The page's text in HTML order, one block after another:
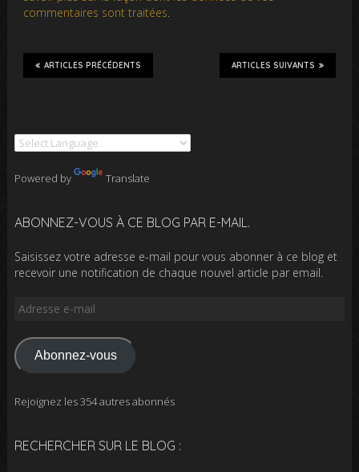
commentaires sont traitées
ARTICLES SUIVANTS
ARTICLES PRÉCÉDENTS
Powered by Translate
ABONNEZ-VOUS À CE BLOG PAR E-MAIL.
Saisissez votre adresse e-mail pour vous abonner à ce blog et
recevoir une notification de chaque nouvel article par email.
Adresse
mail
Abonnez-vous
Rejoignez les 354 autres abonnés
RECHERCHER SUR LE BLOG :